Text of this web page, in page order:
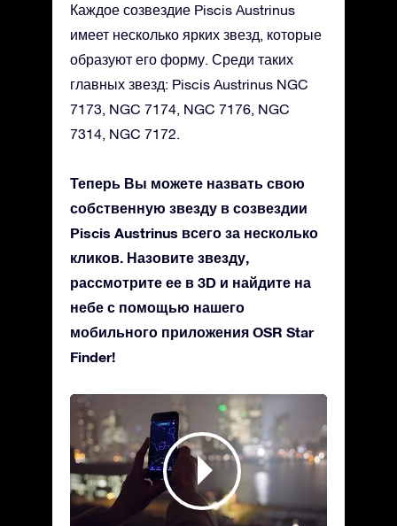
Каждое созвездие Piscis Austrinus
имеет несколько ярких звезд, которые
образуют его форму. Среди таких
главных звезд: Piscis Austrinus NGC
7173, NGC 7174, NGC 7176, NGC
7314, NGC 7172.
Теперь Вы можете назвать свою
собственную звезду в созвездии
Piscis Austrinus всего за несколько
кликов. Назовите звезду,
рассмотрите ее в 3D и найдите на
небе с помощью нашего
мобильного приложения OSR Star
Finder!